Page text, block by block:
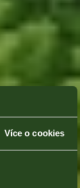
Více o cookies